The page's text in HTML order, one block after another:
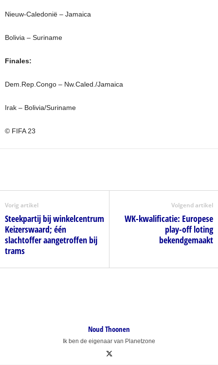
Nieuw-Caledonië – Jamaica
Bolivia – Suriname
Finales:
Dem.Rep.Congo – Nw.Caled./Jamaica
Irak – Bolivia/Suriname
© FIFA 23
Vorig artikel
Steekpartij bij winkelcentrum
Keizerswaard; één
slachtoffer aangetroffen bij
trams
Volgend artikel
WK-kwalificatie: Europese
play-off loting
bekendgemaakt
Noud Thoonen
Ik ben de eigenaar van Planetzone